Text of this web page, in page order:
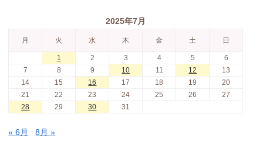
2025年7月
月 火 水 木 金 土 日
1 2 3 4 5
6
7
8 9 10 11 12
13
14
15 16 17 18 19
20
21
22 23 24 25 26
27
28
29 30 31
« 6月 8月 »